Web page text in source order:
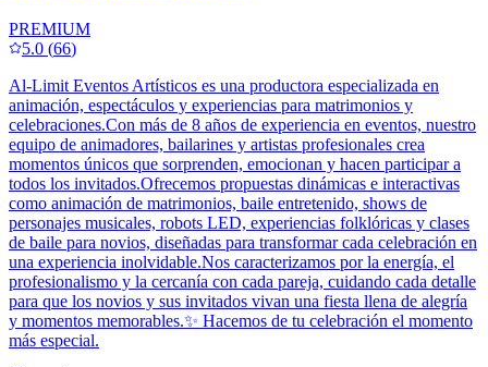
PREMIUM
5.0 (66)
Al-Limit Eventos Artísticos es una productora especializada en
animación, espectáculos y experiencias para matrimonios y
celebraciones.Con más de 8 años de experiencia en eventos, nuestro
equipo de animadores, bailarines y artistas profesionales crea
momentos únicos que sorprenden, emocionan y hacen participar a
todos los invitados.Ofrecemos propuestas dinámicas e interactivas
como animación de matrimonios, baile entretenido, shows de
personajes musicales, robots LED, experiencias folklóricas y clases
de baile para novios, diseñadas para transformar cada celebración en
una experiencia inolvidable.Nos caracterizamos por la energía, el
profesionalismo y la cercanía con cada pareja, cuidando cada detalle
para que los novios y sus invitados vivan una fiesta llena de alegría
y momentos memorables.✨ Hacemos de tu celebración el momento
más especial.